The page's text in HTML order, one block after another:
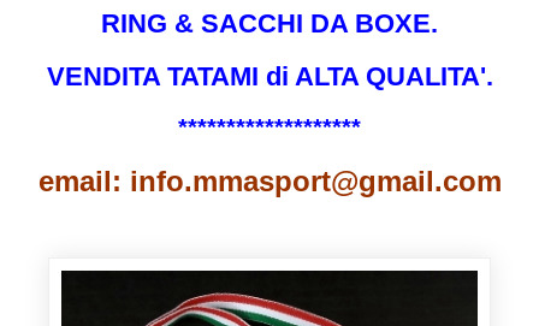
RING & SACCHI DA BOXE.
VENDITA TATAMI di ALTA QUALITA'.
*******************
email: info.mmasport@gmail.com